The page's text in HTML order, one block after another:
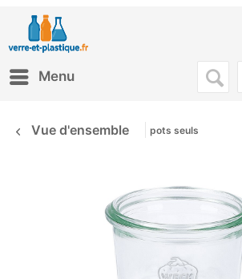
Menu
Vue d'ensemble pots seuls